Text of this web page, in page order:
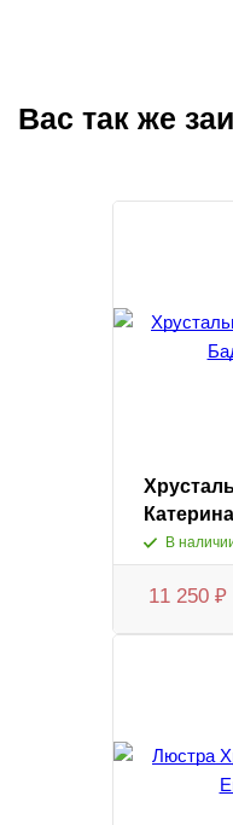
Вас так же
В
11 250 ₽